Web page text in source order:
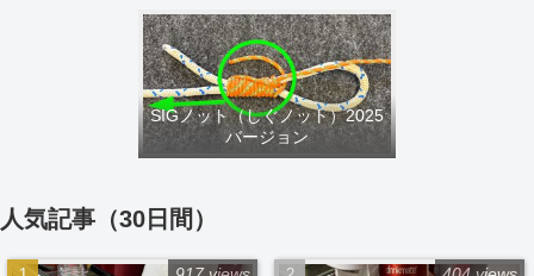
SIGノット（しぐノット）2025
バージョン
人気記事（30日間）